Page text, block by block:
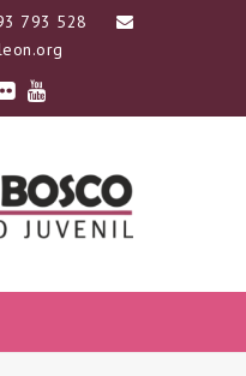
793 528
FlickrYoutube